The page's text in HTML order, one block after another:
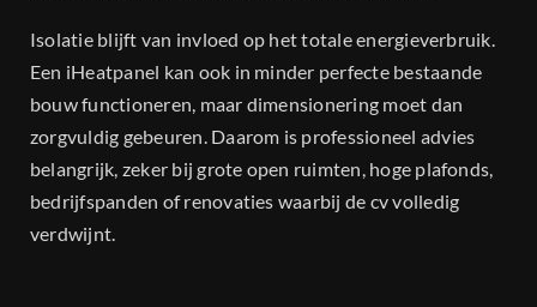
Isolatie blijft van invloed op het totale energieverbruik.
Een iHeatpanel kan ook in minder perfecte bestaande
bouw functioneren, maar dimensionering moet dan
zorgvuldig gebeuren. Daarom is professioneel advies
belangrijk, zeker bij grote open ruimten, hoge plafonds,
bedrijfspanden of renovaties waarbij de cv volledig
verdwijnt.